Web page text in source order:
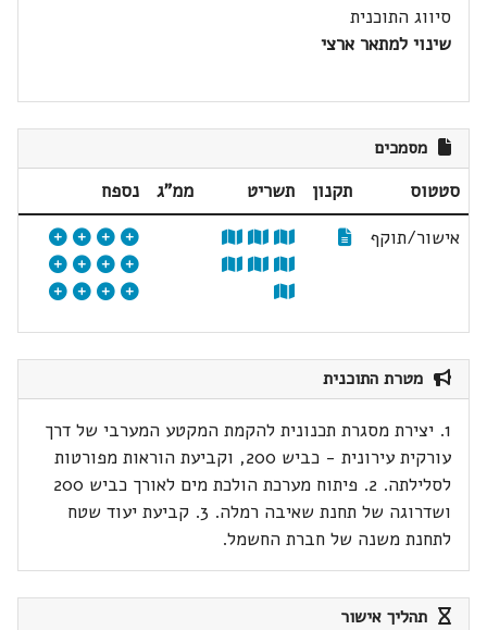
סיווג התוכנית
שינוי למתאר ארצי
מסמכים
סטטוס תקנון תשריט ממ"ג
נספח
אישור/תוקף
מטרת התוכנית
1. יצירת מסגרת תכנונית להקמת המקטע המערבי של דרך
עורקית עירונית - כביש 200, וקביעת הוראות מפורטות
לסלילתה. 2. פיתוח מערכת הולכת מים לאורך כביש 200
ושדרוגה של תחנת שאיבה רמלה. 3. קביעת יעוד שטח
לתחנת משנה של חברת החשמל.
תהליך אישור